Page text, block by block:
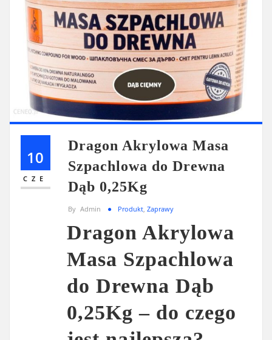
10
CZE
Dragon Akrylowa Masa
Szpachlowa do Drewna
Dąb 0,25Kg
By Admin Produkt, Zaprawy
Dragon Akrylowa
Masa Szpachlowa
do Drewna Dąb
0,25Kg – do czego